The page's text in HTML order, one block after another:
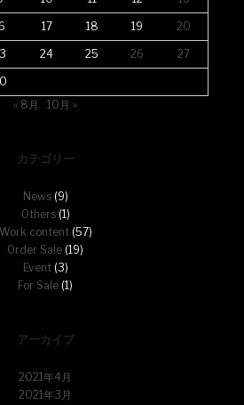
17 18 19 20
24 25 26 27
« 8月
10月 »
カテゴリー
News(9)
Others(1)
Work content(57)
Order Sale (19)
Event(3)
For Sale (1)
アーカイブ
2021年4月
2021年3月